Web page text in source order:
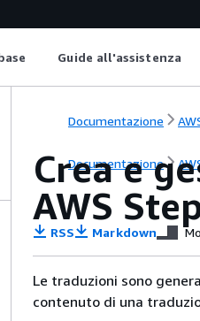
Guide all'assistenza
Documentazione
Documentazione
Crea e
AWS
RSS Markdown
Le traduzioni sono
contenuto di una